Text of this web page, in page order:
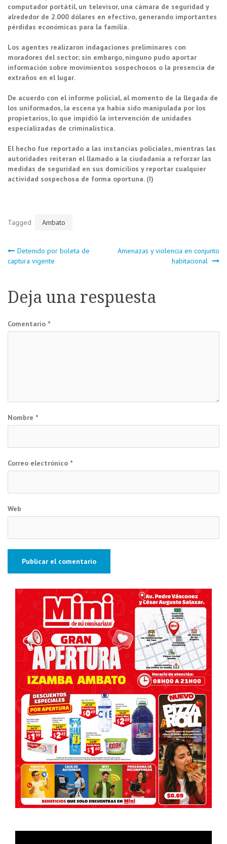
computador portátil, un televisor, una cámara de seguridad y
alrededor de 2.000 dólares en efectivo, generando importantes
pérdidas económicas para la familia.
Los agentes realizaron indagaciones preliminares con
moradores del sector; sin embargo, ninguno pudo aportar
información sobre movimientos sospechosos o la presencia de
extraños en el lugar.
De acuerdo con el informe policial, al momento de la llegada de
los uniformados, la escena ya había sido manipulada por los
propietarios, lo que impidió la intervención de unidades
especializadas de criminalística.
El hecho fue reportado a las instancias policiales, mientras las
autoridades reiteran el llamado a la ciudadanía a reforzar las
medidas de seguridad en sus domicilios y reportar cualquier
actividad sospechosa de forma oportuna. (I)
Tagged Ambato
Navegación
entradas
Detenido por boleta de
captura vigente
Amenazas y violencia en conjunto
habitacional
Deja una respuesta
Comentario *
Nombre *
Correo electrónico *
Web